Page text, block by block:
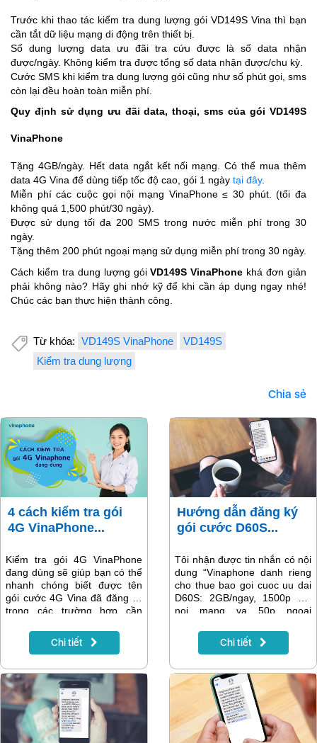
Trước khi thao tác kiểm tra dung lượng gói VD149S Vina thì bạn
cần tắt dữ liệu mạng di động trên thiết bị.
Số dung lượng data ưu đãi tra cứu được là số data nhận
được/ngày. Không kiểm tra được tổng số data nhận được/chu kỳ.
Cước SMS khi kiểm tra dung lượng gói cũng như số phút gọi, sms
còn lại đều hoàn toàn miễn phí.
Quy định sử dụng ưu đãi data, thoại, sms của gói VD149S
VinaPhone
Tặng 4GB/ngày. Hết data ngắt kết nối mạng. Có thể mua thêm
data 4G Vina để dùng tiếp tốc độ cao, gói 1 ngày tại đây.
Miễn phí các cuộc gọi nội mạng VinaPhone ≤ 30 phút. (tối đa
không quá 1,500 phút/30 ngày).
Được sử dụng tối đa 200 SMS trong nước miễn phí trong 30
ngày.
Tặng thêm 200 phút ngoại mạng sử dụng miễn phí trong 30 ngày.
Cách kiểm tra dung lượng góiVD149S VinaPhone khá đơn giản
phải không nào? Hãy ghi nhớ kỹ để khi cần áp dụng ngay nhé!
Chúc các bạn thực hiện thành công.
Từ khóa: VD149S VinaPhone
VD149S
Kiểm tra dung lượng
Chia sẻ
4 cách kiểm tra gói
4G VinaPhone...
Kiểm tra gói 4G VinaPhone
đang dùng sẽ giúp bạn có thể
nhanh chóng biết được tên
gói cước 4G Vina đã đăng ký
trong các trường hợp cần
cứu tên gói cước bạn có thể
chọn nhắn tin, thao tác USSD,
xem ngay từng cách thực hiện
với các bước hướng dẫn chi
tiết dưới đây nhé!
Chi tiết
Hướng dẫn đăng ký
gói cước D60S...
Tôi nhận được tin nhắn có nội
dung “Vinaphone danh rieng
cho thue bao goi cuoc uu dai
D60S: 2GB/ngay, 1500p goi
noi mang va 50p ngoai
70k/thang...Dang ky tai
https://bit.ly/goid60s ...” và
nào? Bài viết dưới đây sẽ giải
đáp chi tiết các thắc mắc
thường gặp và hướng dẫn
cách đăng ký gói D60S của
Vinaphone.
Chi tiết